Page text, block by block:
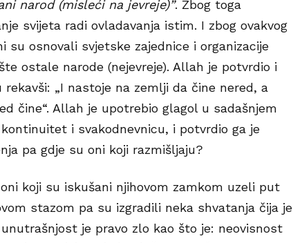
narod (misleći na jevreje)”. Zbog toga
svijeta radi ovladavanja istim. I zbog ovakvog
su osnovali svjetske zajednice i organizacije
ostale narode (nejevreje). Allah je potvrdio i
rekavši: „I nastoje na zemlji da čine nered, a
čine“. Allah je upotrebio glagol u sadašnjem
i svakodnevnicu, i potvrdio ga je
pa gdje su oni koji razmišljaju?
koji su iskušani njihovom zamkom uzeli put
stazom pa su izgradili neka shvatanja čija je
je pravo zlo kao što je: neovisnost